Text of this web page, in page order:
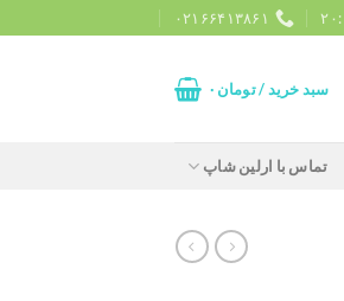
۰۲۱۶۶۴۱۳۸۶۱
سبد خرید /تومان ۰
تماس با ارلین شاپ